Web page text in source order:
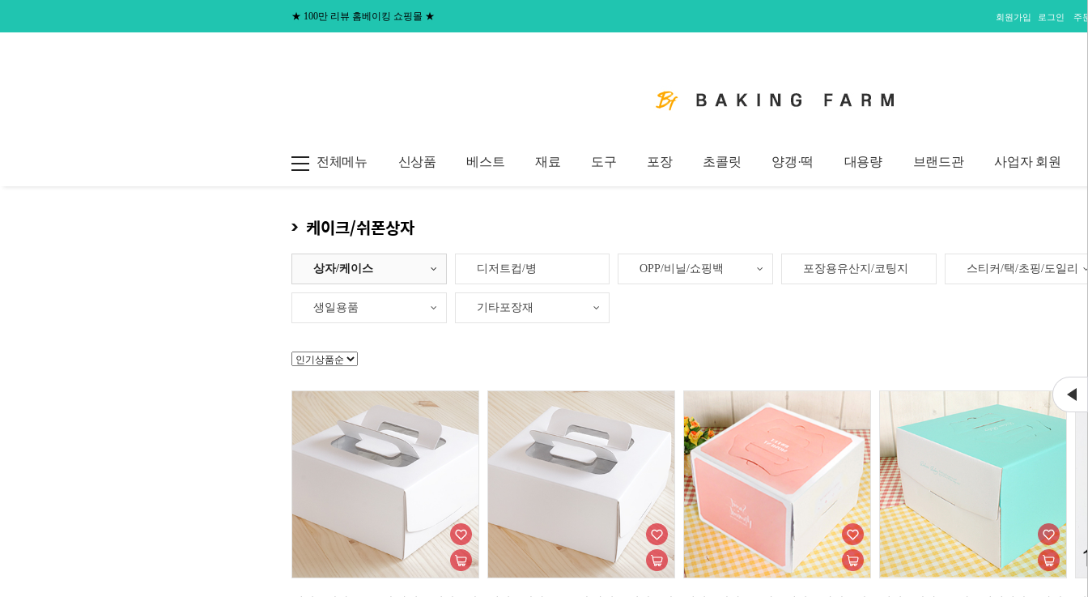
★ 100만 리뷰 홈베이킹 쇼핑몰 ★ 회원가입 로그인 주
전체메뉴 신상품 베스트 재료 도구 포장 초콜릿 양갱·떡 대용량 브랜드관 사업자 회원
케이크/쉬폰상자
상자/케이스 디저트컵/병 OPP/비닐/쇼핑백 포장용유산지/코팅지 스티커/택/초핑/도일리
생일용품 기타포장재